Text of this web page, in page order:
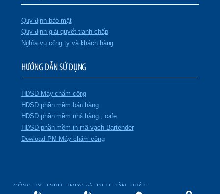
Quy định bảo mật
Quy định giải quyết tranh chấp
Nghĩa vụ công ty và khách hàng
HƯỚNG DẪN SỬ DỤNG
HDSD Máy chấm công
HDSD phần mềm bán hàng
HDSD phần mềm nhà hàng , cafe
HDSD phần mềm in mã vạch Bartender
Dowload PM Máy chấm công
CÔNG TY TNHH TMDV và PTTT TÂN PHÁT